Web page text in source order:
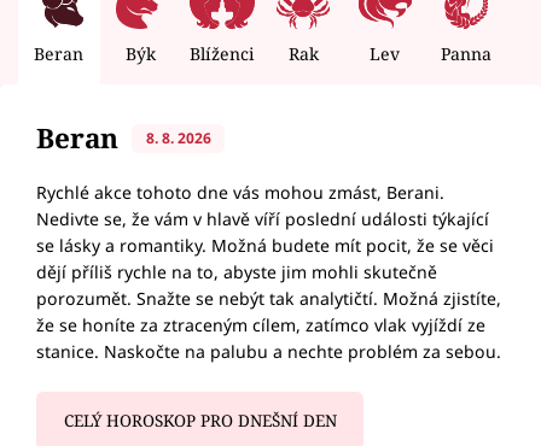
Beran Býk Blíženci Rak Lev Panna
Beran 8. 8. 2026
Rychlé akce tohoto dne vás mohou zmást, Berani.
Nedivte se, že vám v hlavě víří poslední události týkající
se lásky a romantiky. Možná budete mít pocit, že se věci
dějí příliš rychle na to, abyste jim mohli skutečně
porozumět. Snažte se nebýt tak analytičtí. Možná zjistíte,
že se honíte za ztraceným cílem, zatímco vlak vyjíždí ze
stanice. Naskočte na palubu a nechte problém za sebou.
CELÝ HOROSKOP PRO DNEŠNÍ DEN